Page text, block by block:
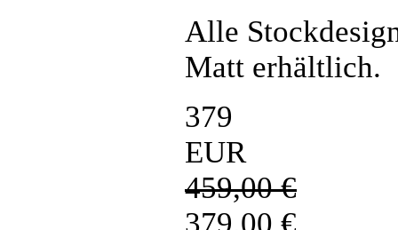
Alle
Matt erhältlich.
379
EUR
459,00€